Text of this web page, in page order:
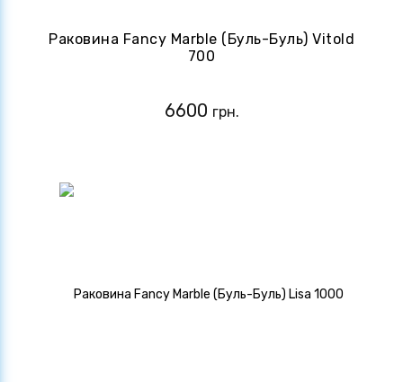
Раковина Fancy Marble (Буль-Буль) Vitold
700
6600 грн.